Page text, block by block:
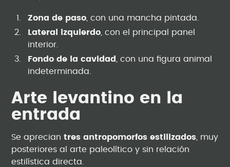
Zona de paso , con una mancha pintada.
Lateral izquierdo , con el principal panel
interior.
Fondo de la cavidad
, con una figura animal
indeterminada.
Arte levantino en la
entrada
Se apreciantres antropomorfos estilizados , muy
posteriores al arte paleolítico y sin relación
estilística directa.